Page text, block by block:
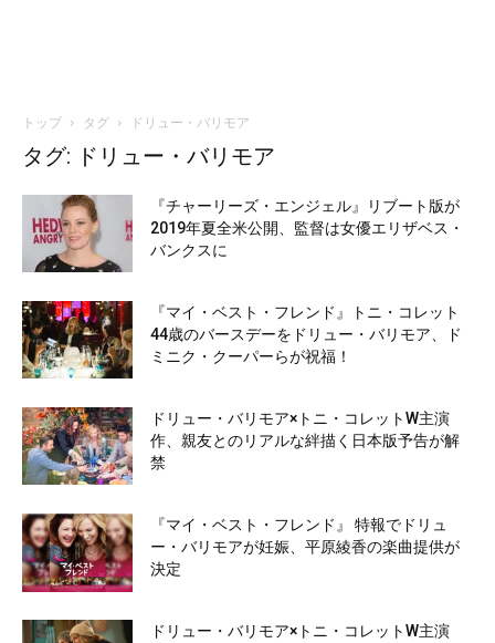
トップ タグ ドリュー・バリモア
タグ: ドリュー・バリモア
『チャーリーズ・エンジェル』リブート版が
2019年夏全米公開、監督は女優エリザベス・
バンクスに
『マイ・ベスト・フレンド』トニ・コレット
44歳のバースデーをドリュー・バリモア、ド
ミニク・クーパーらが祝福！
ドリュー・バリモア×トニ・コレットW主演
作、親友とのリアルな絆描く日本版予告が解
禁
『マイ・ベスト・フレンド』 特報でドリュ
ー・バリモアが妊娠、平原綾香の楽曲提供が
決定
ドリュー・バリモア×トニ・コレットW主演